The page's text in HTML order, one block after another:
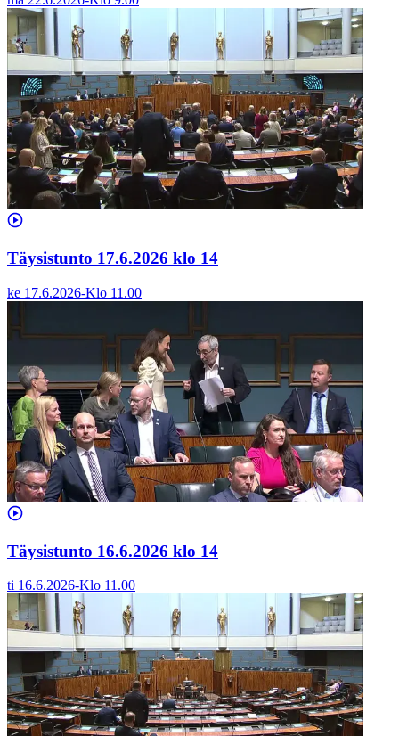
Täysistunto 17.6.2026 klo 14
ke 17.6.2026-Klo 11.00
Täysistunto 16.6.2026 klo 14
ti 16.6.2026-Klo 11.00